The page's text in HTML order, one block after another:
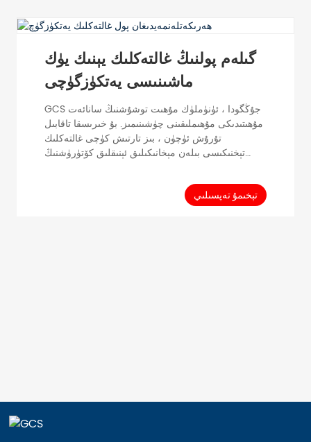
تاقابىل تۇرۇش ئۈچۈن ، بىز تارتىش كۈچى غالتەكلىك
تېخنىكىنى بىرلەشتۈرگەن يەتكۈزۈش سىستېمىسىنى
بارلىققا كەلتۈردۇق ...
گىلەم پولنىڭ غالتەكلىك يېنىك يۈك
ماشىنىسى يەتكۈزگۈچى
GCS جۇڭگودا ، ئۈنۈملۈك مۇھىت توشۇشنىڭ سانائەت
مۇھىتىدىكى مۇھىملىقىنى چۈشىنىمىز. بۇ خىرىسقا تاقابىل
تۇرۇش ئۈچۈن ، بىز تارتىش كۈچى غالتەكلىك
تېخنىكىسى بىلەن مېخانىكىلىق ئېنىقلىق كۆتۈرۈشنىڭ
بارلىققا كەلتۈردۇق. بۇ ئىجادىي ھەل قىلىش چارىسى
ئىشلەپچىقىرىش ئۈنۈمىنى ئاشۇرۇش ۋە مەشغۇلاتنى
راۋانلاشتۇرۇش ئۈچۈن بىر قانچە مۇھىم پايدا بىلەن
تېخىمۇ تەپسىلىي